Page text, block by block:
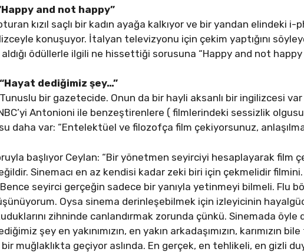
and not happy”
kızıl saçlı bir kadın ayağa kalkıyor ve bir yandan elindeki i-
konuşuyor. İtalyan televizyonu için çekim yaptığını
aldığı ödüllerle ilgili ne hissettiği sorusuna “Happy and not
dediğimiz şey…”
bir gazetecide. Onun da bir hayli aksanlı bir ingilizcesi var
Antonioni ile benzeştirenlere ( filmlerindeki sessizlik
daha var: “Entelektüel ve filozofça film çekiyorsunuz,
başlıyor Ceylan: “Bir yönetmen seyirciyi hesaplayarak film
Sinemacı en az kendisi kadar zeki biri için çekmelidir
seyirci gerçeğin sadece bir yanıyla yetinmeyi bilmeli. Flu
Oysa sinema derinleşebilmek için izleyicinin
zihninde canlandırmak zorunda çünkü. Sinemada
şey en yakınımızın, en yakın arkadaşımızın, karımızın
bir muğlaklıkta geçiyor aslında. En gerçek, en tehlikeli, en gizli